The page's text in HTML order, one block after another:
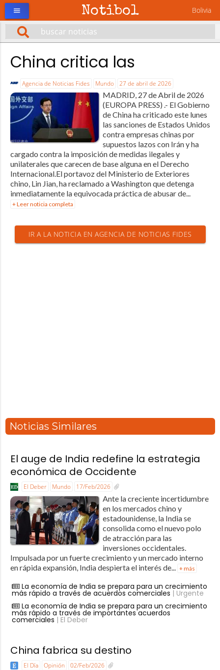
Notibol Bolivia
menu
China critica las
Agencia de Noticias Fides Mundo 27 de abril de 2026
MADRID, 27 de Abril de 2026
(EUROPA PRESS) .- El Gobierno
de China ha criticado este lunes
las sanciones de Estados Unidos
contra empresas chinas por
supuestos lazos con Irán y ha
cargado contra la imposición de medidas ilegales y
unilaterales que carecen de base alguna en el Derecho
Internacional.El portavoz del Ministerio de Exteriores
chino, Lin Jian, ha reclamado a Washington que detenga
inmediatamente la equivocada práctica de abusar de...
+ Leer noticia completa
IR A LA NOTICIA EN AGENCIA DE NOTICIAS FIDES
Noticias Similares
El auge de India redefine la estrategia
económica de Occidente
El Deber Mundo 17/Feb/2026
Ante la creciente incertidumbre
en los mercados chino y
estadounidense, la India se
consolida como el nuevo polo
de atracción para las
inversiones occidentales.
Impulsada por un fuerte crecimiento y un mercado interno
en rápida expansión, India despierta el interés de... + más
La economía de India se prepara para un crecimiento
más rápido a través de acuerdos comerciales | Urgente
La economía de India se prepara para un crecimiento
más rápido a través de importantes acuerdos
comerciales | El Deber
China fabrica su destino
El Día Opinión 02/Feb/2026